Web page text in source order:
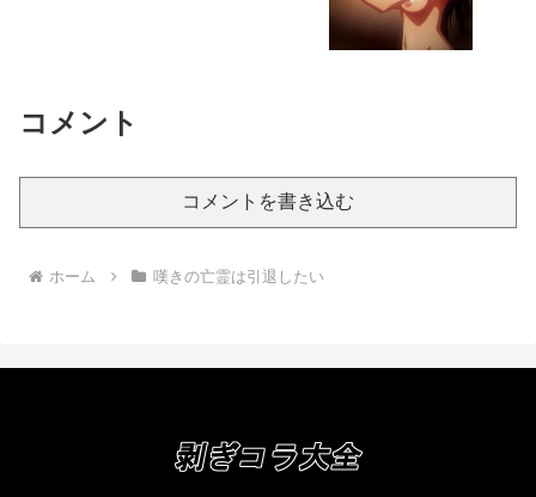
コメント
コメントを書き込む
ホーム 嘆きの亡霊は引退したい